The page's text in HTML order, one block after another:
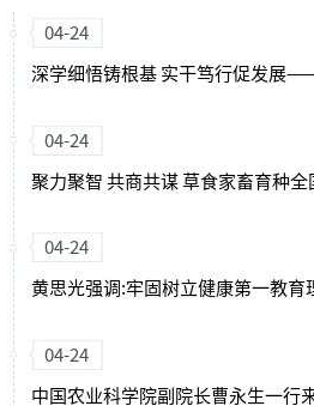
04-24
04-24
04-24
04-24
中国农业科学院副院长曹永生一行